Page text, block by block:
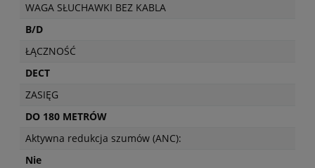
WAGA SŁUCHAWKI BEZ KABLA
B/D
ŁĄCZNOŚĆ
DECT
ZASIĘG
DO 180 METRÓW
Aktywna redukcja szumów (ANC):
Nie